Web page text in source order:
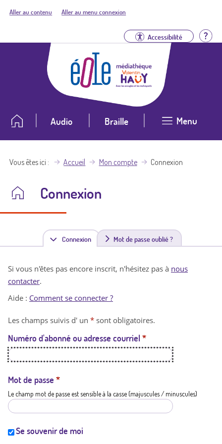
Aller au contenu Aller au menu connexion
Accessibilité
Audio Braille Menu
Vous êtes ici Accueil Mon compte Connexion
Connexion
Connexion(
n
t
a
t
i
Mot de passe oublié ?
Si vous n'êtes pas encore inscrit, n'hésitez pas à nous
contacter.
Aide : Comment se connecter ?
Les champs suivis d' un * sont obligatoires.
Numéro d'abonné ou adresse courriel *
Mot de passe *
Le champ mot de passe est sensible à la casse (majuscules / minuscules)
Se souvenir de moi